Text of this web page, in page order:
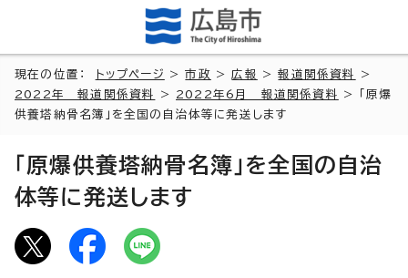
現在の位置： トップページ >市政 >広報 >報道関係資料
>
2022年 報道関係資料
> 2022年6月 報道関係資料
> 「原爆
供養塔納骨名簿」を全国の自治体等に発送します
「原爆供養塔納骨名簿」を全国の自治
体等に発送します